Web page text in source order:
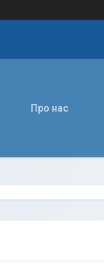
Про нас